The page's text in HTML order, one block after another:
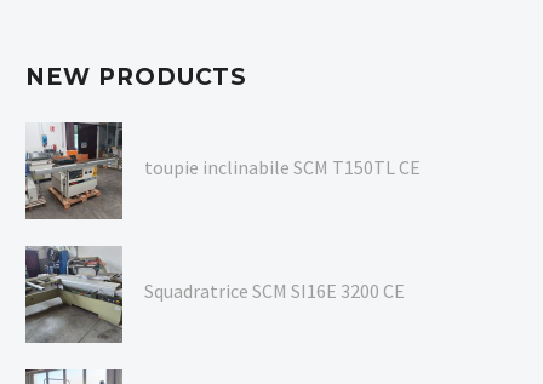
NEW PRODUCTS
toupie inclinabile SCM T150TL CE
Squadratrice SCM SI16E 3200 CE